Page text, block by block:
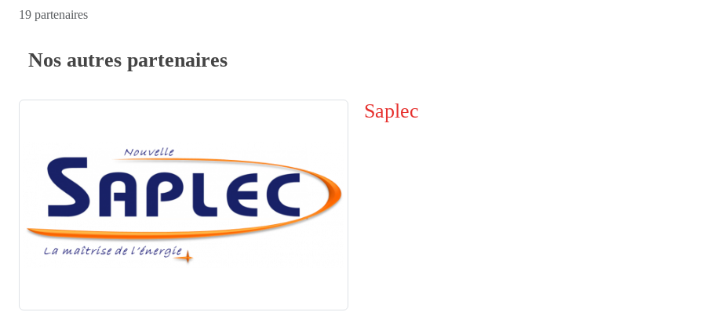
19 partenaires
Nos autres partenaires
Saplec